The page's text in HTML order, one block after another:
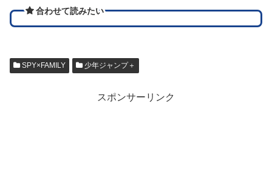
合わせて読みたい
SPY×FAMILY 少年ジャンプ＋
スポンサーリンク